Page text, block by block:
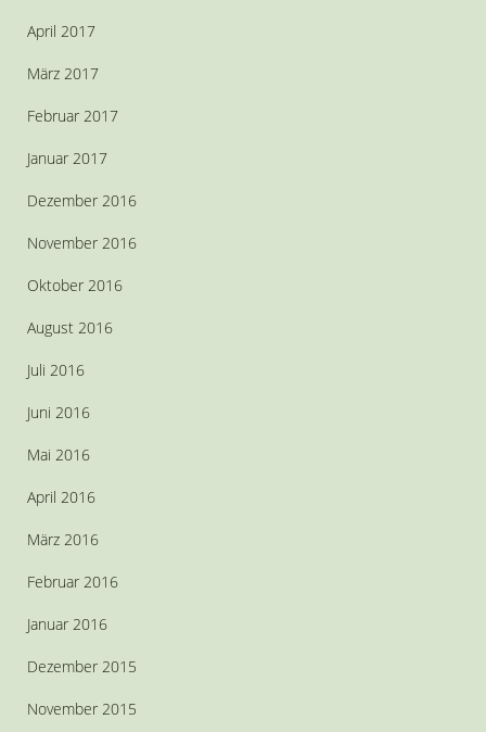
April 2017
März 2017
Februar 2017
Januar 2017
Dezember 2016
November 2016
Oktober 2016
August 2016
Juli 2016
Juni 2016
Mai 2016
April 2016
März 2016
Februar 2016
Januar 2016
Dezember 2015
November 2015